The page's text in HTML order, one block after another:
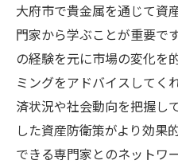
大府市で貴金属を通じて資
門家から学ぶことが重要で
の経験を元に市場の変化を
ミングをアドバイスしてく
済状況や社会動向を把握し
した資産防衛策がより効果
できる専門家とのネットワ